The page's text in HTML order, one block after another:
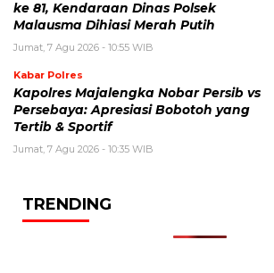
ke 81, Kendaraan Dinas Polsek
Malausma Dihiasi Merah Putih
Jumat, 7 Agu 2026 - 10:55 WIB
Kabar Polres
Kapolres Majalengka Nobar Persib vs
Persebaya: Apresiasi Bobotoh yang
Tertib & Sportif
Jumat, 7 Agu 2026 - 10:35 WIB
TRENDING